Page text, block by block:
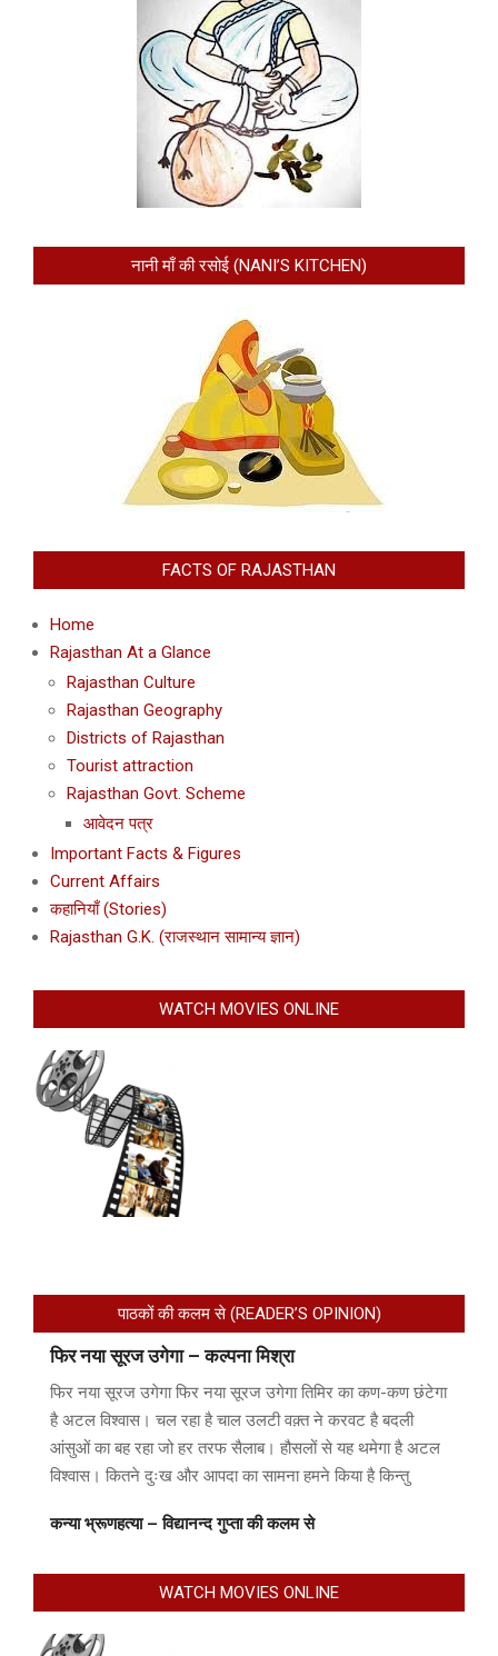
नानी माँ की रसोई (NANI’S KITCHEN)
FACTS OF RAJASTHAN
Home
Rajasthan At a Glance
Rajasthan Culture
Rajasthan Geography
Districts of Rajasthan
Tourist attraction
Rajasthan Govt. Scheme
आवेदन पत्र
Important Facts & Figures
Current Affairs
कहानियाँ (Stories)
Rajasthan G.K. (राजस्थान सामान्य ज्ञान)
WATCH MOVIES ONLINE
पाठकों की कलम से (READER’S OPINION)
फिर नया सूरज उगेगा – कल्पना मिश्रा
फिर नया सूरज उगेगा फिर नया सूरज उगेगा तिमिर का कण-कण छंटेगा
है अटल विश्वास। चल रहा है चाल उलटी वक़्त ने करवट है बदली
आंसुओं का बह रहा जो हर तरफ सैलाब। हौसलों से यह थमेगा है अटल
विश्वास। कितने दुःख और आपदा का सामना हमने किया है किन्तु
कन्या भ्रूणहत्या – विद्यानन्द गुप्ता की कलम से
WATCH MOVIES ONLINE